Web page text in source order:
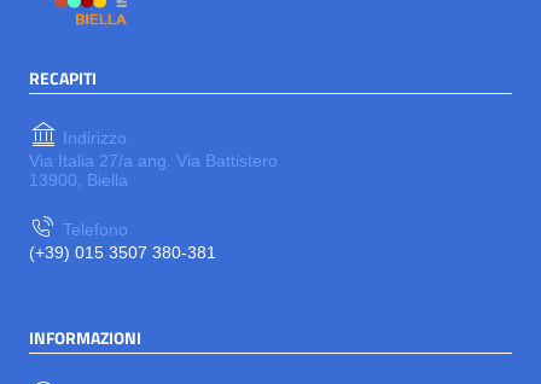
RECAPITI
Indirizzo
Via Italia 27/a ang. Via Battistero
13900, Biella
Telefono
(+39) 015 3507 380-381
INFORMAZIONI